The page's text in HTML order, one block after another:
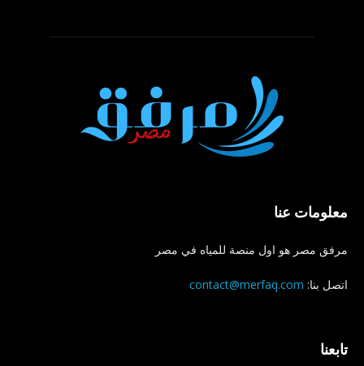
معلومات عنا
مرفق مصر هو اول منصة للمياه في مصر
اتصل بنا: contact@merfaq.com
تابعنا